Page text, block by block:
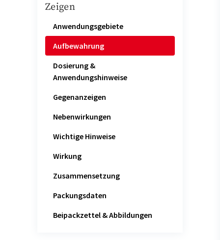
Zeigen
Anwendungsgebiete
Aufbewahrung
Dosierung &
Anwendungshinweise
Gegenanzeigen
Nebenwirkungen
Wichtige Hinweise
Wirkung
Zusammensetzung
Packungsdaten
Beipackzettel & Abbildungen